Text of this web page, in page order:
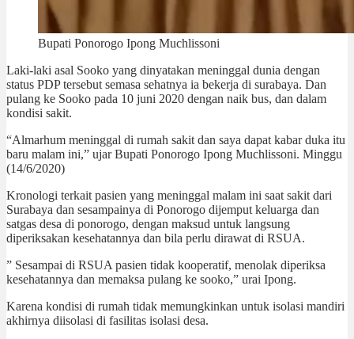
Bupati Ponorogo Ipong Muchlissoni
Laki-laki asal Sooko yang dinyatakan meninggal dunia dengan
status PDP tersebut semasa sehatnya ia bekerja di surabaya. Dan
pulang ke Sooko pada 10 juni 2020 dengan naik bus, dan dalam
kondisi sakit.
“Almarhum meninggal di rumah sakit dan saya dapat kabar duka itu
baru malam ini,” ujar Bupati Ponorogo Ipong Muchlissoni. Minggu
(14/6/2020)
Kronologi terkait pasien yang meninggal malam ini saat sakit dari
Surabaya dan sesampainya di Ponorogo dijemput keluarga dan
satgas desa di ponorogo, dengan maksud untuk langsung
diperiksakan kesehatannya dan bila perlu dirawat di RSUA.
” Sesampai di RSUA pasien tidak kooperatif, menolak diperiksa
kesehatannya dan memaksa pulang ke sooko,” urai Ipong.
Karena kondisi di rumah tidak memungkinkan untuk isolasi mandiri
akhirnya diisolasi di fasilitas isolasi desa.